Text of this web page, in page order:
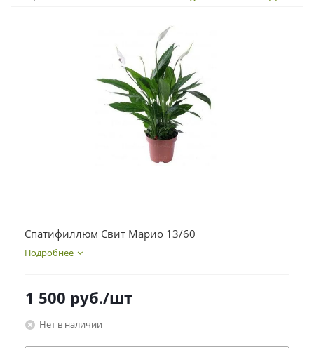
Спатифиллюм Свит Марио 13/60
Подробнее
1 500 руб./шт
Нет в наличии